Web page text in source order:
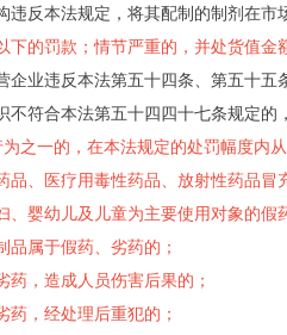
反本法规定，将其配制的制剂在市
下的罚款；情节严重的，并处货值金
业违反本法第五十四条、第五十五
符合本法第五十四四十七条规定的
之一的，在本法规定的处罚幅度内
品、医疗用毒性药品、放射性药品
、婴幼儿及儿童为主要使用对象的假
品属于假药、劣药的；
药，造成人员伤害后果的；
药，经处理后重犯的；